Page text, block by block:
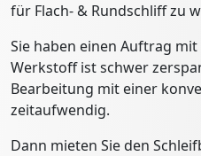
für Flach- & Rundschliff zu
Sie haben einen Auftrag
Werkstoff ist schwer
Bearbeitung mit einer
zeitaufwendig.
Dann mieten Sie den